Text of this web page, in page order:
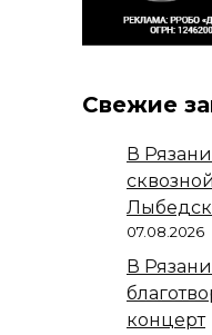
Свежие
В
07.08.2026
В
концерт